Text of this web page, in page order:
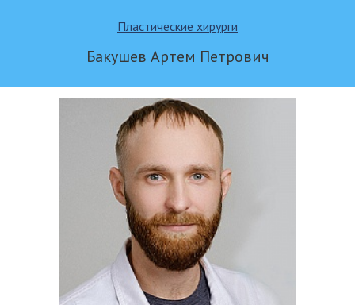
Пластические хирурги
Бакушев Артем Петрович